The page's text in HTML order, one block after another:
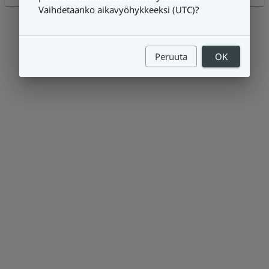
Vaihdetaanko aikavyöhykkeeksi (UTC)?
Peruuta OK